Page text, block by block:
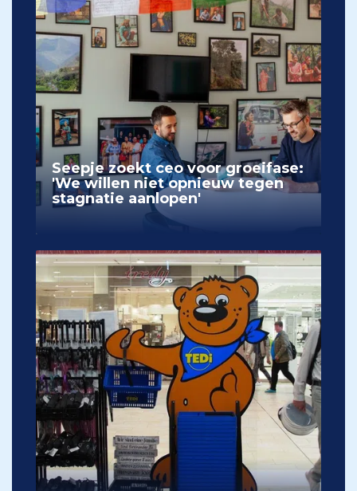
Seepje zoekt ceo voor groeifase:
'We willen niet opnieuw tegen
stagnatie aanlopen'